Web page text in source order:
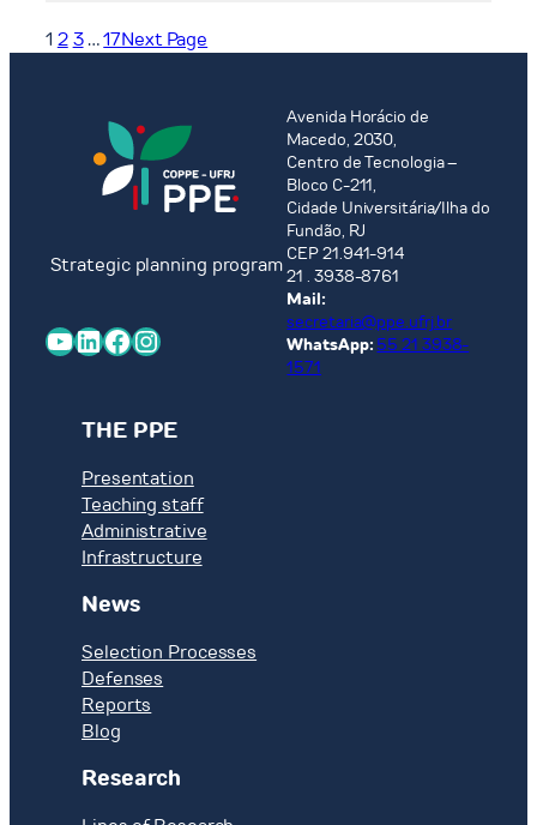
de
e
Energia
no
Brasil
1 23…17Next Page
Strategic planning program
YouTube LinkedIn Facebook Instagram
Avenida Horácio de
Macedo, 2030,
Centro de Tecnologia –
Bloco C-211,
Cidade Universitária/Ilha do
Fundão, RJ
CEP 21.941-914
21 . 3938-8761
Mail:
secretaria@ppe.ufrj.br
WhatsApp: 55 21 3938-
1571
THE PPE
Presentation
Teaching staff
Administrative
Infrastructure
News
Selection Processes
Defenses
Reports
Blog
Research